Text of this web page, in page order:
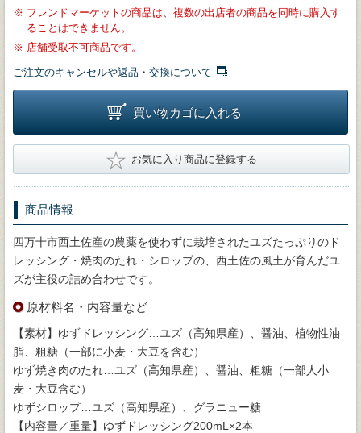
※ フレンドマーケットの商品は、複数の出店者の商品を同時に購入す
ることはできません。
※ 店舗受取不可商品です。
ご注文のキャンセルや返品・交換について
買い物カゴに入れる
★ お気に入り商品に登録する
商品情報
四万十市西土佐産の農薬を使わずに栽培されたユズたっぷりのド
レッシング・焼肉のたれ・シロップの、西土佐の風土が育んだユ
ズが主役の詰め合わせです。
原材料名・内容量など
【素材】ゆずドレッシング…ユズ（高知県産）、醤油、植物性油
脂、粗糖（一部に小麦・大豆を含む）
ゆず焼き肉のたれ…ユズ（高知県産）、醤油、粗糖（一部人小
麦・大豆含む）
ゆずシロップ…ユズ（高知県産）、グラニュー糖
【内容量／重量】ゆずドレッシング200mL×2本